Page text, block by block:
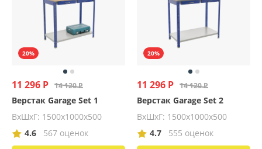
20%
11 296 Р 14 120 Р
Верстак Garage Set 1
ВхШхГ: 1500х1000х500
4.6
567 оценок
20%
11 296 Р 14 120 Р
Верстак Garage Set 2
ВхШхГ: 1500х1000х500
4.7
555 оценок